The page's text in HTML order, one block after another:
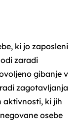
ki jo zaposleni
zaradi
gibanje v
zagotavljanja
aktivnosti, ki jih
osebe